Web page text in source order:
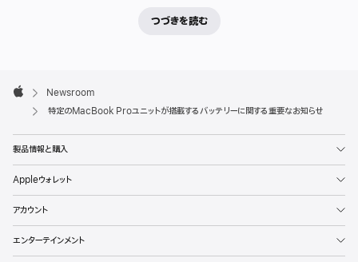
つづきを読む
Footer

Newsroom
特定のMacBook Proユニットが搭載するバッテリーに関する重要なお知らせ
製品情報と購入
Appleウォレット
アカウント
エンターテインメント